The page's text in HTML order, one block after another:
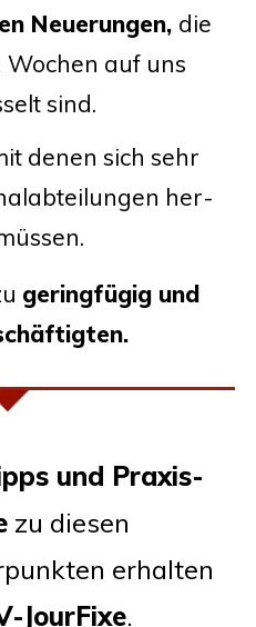
Neue­run­gen, die
Wochen auf uns
sind.
denen sich sehr
her­
gering­fü­gig und
und Pra­xis­
zu die­sen
erhal­ten
Jour­Fi­xe.